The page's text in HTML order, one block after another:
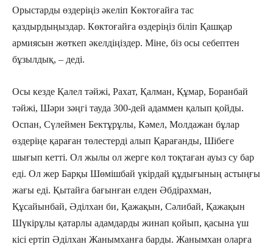
Орыстарды өздеріңіз әкеліп Көктоғайға тас
қаздырдыңыздар. Көктоғайға өздеріңіз біліп Қашқар
армиясын жөткеп әкелдіңіздер. Міне, біз осы себептен
бұзылдық, – деді.
Осы кезде Қалел тәйжі, Рахат, Қалман, Құмар, Боранбай
тәйжі, Шәри зәңгі тауда 300-дей адаммен қалып қойды.
Оспан, Сүлеймен Бектұрұлы, Кәмел, Молдажан бұлар
өздеріңе қараған төлестерді алып Қарағанды, Шібеге
шығып кетті. Ол жылы ол жерге көл тоқтаған ауыз су бар
еді. Ол жер Барқы Шөмішбай үкірдай құдығының астыңғы
жағы еді. Қытайға бағынған елден Әбдірахман,
Құсайынбай, Әділхан би, Қажақын, Сәлибай, Қажақын
Шүкірұлы қатарлы адамдарды жинап қойып, қасына үш
кісі ертіп Әділхан Жанымханға барды. Жанымхан оларға